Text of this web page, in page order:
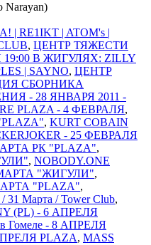
Narayan)
RE1IKT | ATOM's |
, ЦЕНТР ТЯЖЕСТИ
19:00 В ЖИГУЛЯХ: ZILLY
| SAYNO, ЦЕНТР
СБОРНИКА
- 28 ЯНВАРЯ 2011 -
PLAZA - 4 ФЕВРАЛЯ,
, KURT COBAIN
- 25 ФЕВРАЛЯ
РК "PLAZA",
, NOBODY.ONE
МАРТА "ЖИГУЛИ",
"PLAZA",
Марта / Tower Club,
(PL) - 6 АПРЕЛЯ
Гомеле - 8 АПРЕЛЯ
PLAZA, MASS